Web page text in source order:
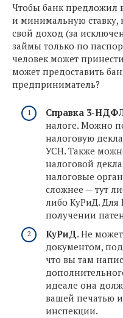
Чтобы банк предложил
и минимальную ставку,
свой доход (за
займы только по
человек может
может предоставить
предприниматель?
Справка 3-
налоге. Можно
налоговую
УСН. Также
налоговой
налоговые
сложнее — тут
либо КуРиД.
получении
КуРиД. Не
документом,
что вы там
идеале она
вашей печатью
инспекции.